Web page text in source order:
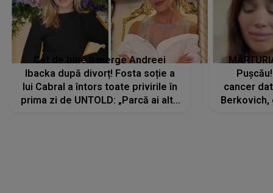
Cât de bine îi merge Andreei
Ibacka după divorț! Fosta soție a
lui Cabral a întors toate privirile în
prima zi de UNTOLD: „Parcă ai altă
cancer
Berkovich,